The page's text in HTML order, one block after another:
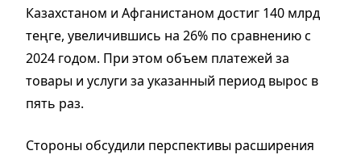
Казахстаном и Афганистаном достиг 140 млрд
теңге, увеличившись на 26% по сравнению с
2024 годом. При этом объем платежей за
товары и услуги за указанный период вырос в
пять раз.
Стороны обсудили перспективы расширения